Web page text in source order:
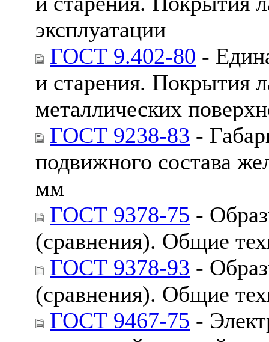
эксплуатации
ГОСТ 9.402-80 -
и старения. Покрытия
металлических
ГОСТ 9238-83 -
подвижного состава
мм
ГОСТ 9378-75 -
(сравнения). Общие
ГОСТ 9378-93 -
(сравнения). Общие
ГОСТ 9467-75 -